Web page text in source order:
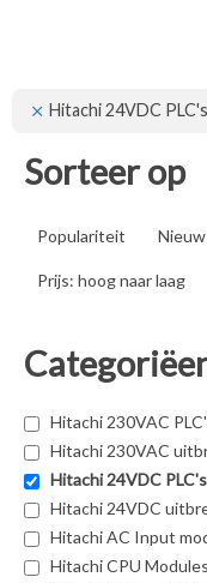
Hitachi 24VDC PLC's
Sorteer op
Populariteit Nieuw
Prijs: hoog naar laag
Hitachi 230VAC
Hitachi 230VAC
Hitachi 24VDC PLC's
Hitachi 24VDC
Hitachi AC Input
Hitachi CPU Modules